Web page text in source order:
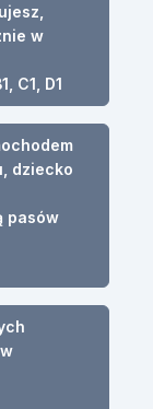
w
C1, D1
dziecko
pasów